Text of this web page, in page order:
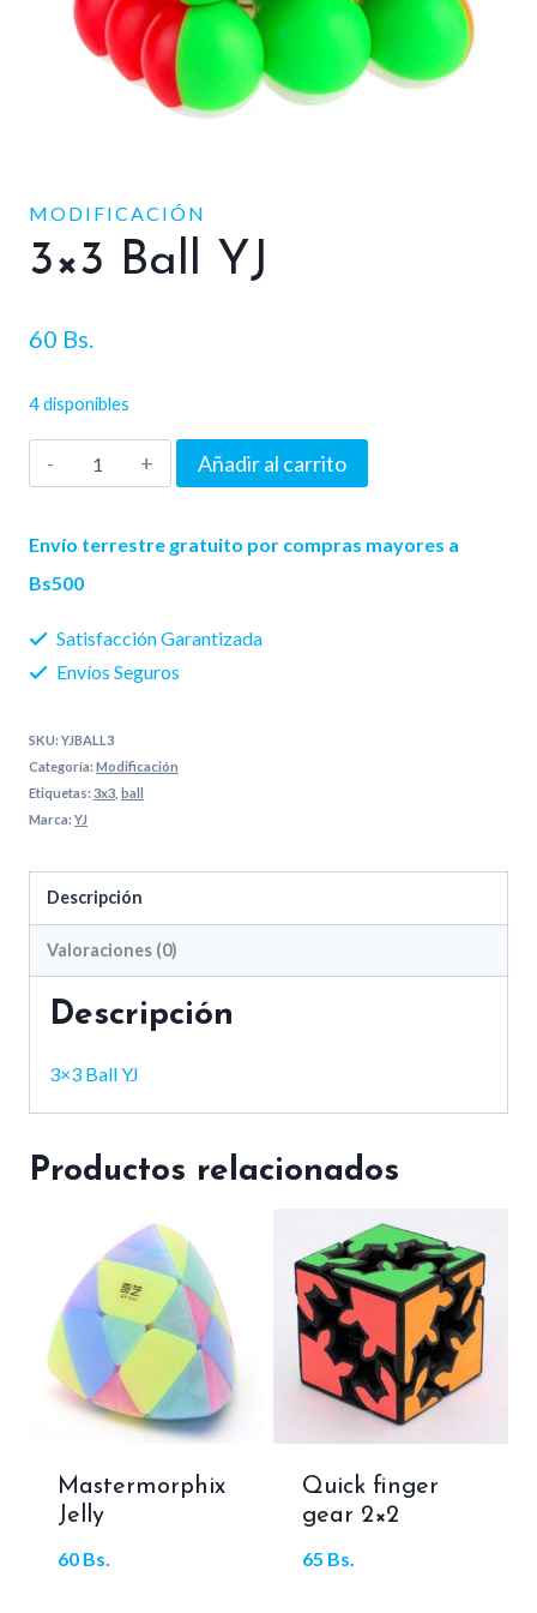
MODIFICACIÓN
3×3 Ball YJ
60 Bs.
4 disponibles
3x3
YJ
cantidad
Añadir al carrito
Envío terrestre gratuito por compras mayores a
Bs500
Satisfacción Garantizada
Envíos Seguros
SKU:YJBALL3
Categoría:Modificación
Etiquetas:3x3 ball
Marca:YJ
Descripción
Valoraciones (0)
Descripción
3×3 Ball YJ
Productos relacionados
Mastermorphix
Jelly
60 Bs.
Quick finger
gear 2×2
65 Bs.